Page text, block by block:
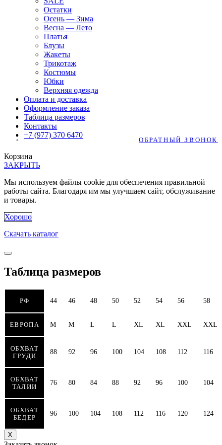
Остатки
Осень — Зима
Весна — Лето
Платья
Блузы
Жакеты
Трикотаж
Костюмы
Юбки
Верхняя одежда
Оплата и доставка
Оформление заказа
Таблица размеров
Контакты
+7 (977) 370 6470
ОБРАТНЫЙ ЗВОНОК
Корзина
ЗАКРЫТЬ
Мы используем файлы cookie для обеспечения правильной
работы сайта. Благодаря им мы улучшаем сайт, обслуживание
и товары.
Хорошо
Скачать каталог
Таблица размеров
РФ 44 46 48 50 52 54 56 58
ЕВРОПА M M L L XL XL XXL XXL
ОБХВАТ
ГРУДИ
88 92 96 100 104 108 112 116
ОБХВАТ
ТАЛИИ
76 80 84 88 92 96 100 104
ОБХВАТ
БЕДЕР
96 100 104 108 112 116 120 124
Х